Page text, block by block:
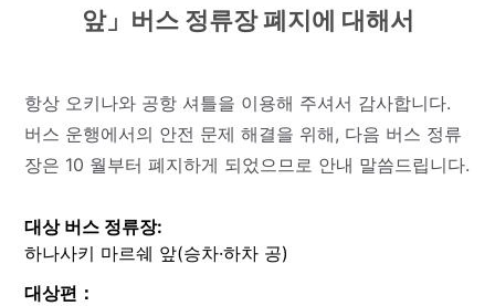
앞」버스 정류장 폐지에 대해서
항상 오키나와 공항 셔틀을 이용해 주셔서 감사합니다.
버스 운행에서의 안전 문제 해결을 위해, 다음 버스 정류
장은 10 월부터 폐지하게 되었으므로 안내 말씀드립니다.
대상 버스 정류장:
하나사키 마르쉐 앞(승차·하차 공)
대상편：